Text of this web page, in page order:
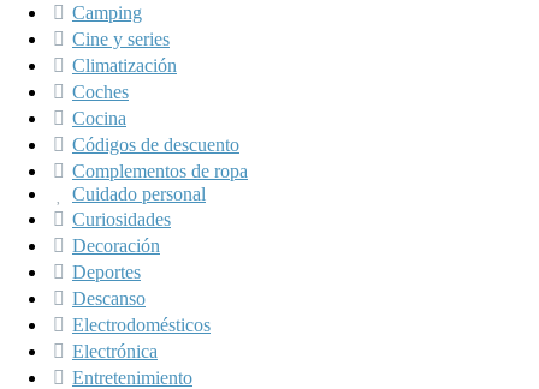
Camping
Cine y series
Climatización
Coches
Cocina
Códigos de descuento
Complementos de ropa
Cuidado personal
Curiosidades
Decoración
Deportes
Descanso
Electrodomésticos
Electrónica
Entretenimiento